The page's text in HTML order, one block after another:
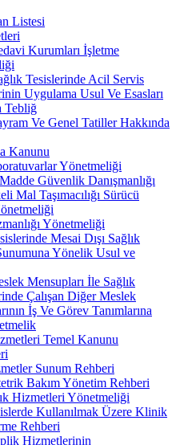
Listesi
Kurumları İşletme
Tesislerinde Acil Servis
Uygulama Usul Ve Esasları
Tebliğ
Ve Genel Tatiller Hakkında
Kanunu
Yönetmeliği
Güvenlik Danışmanlığı
Mal Taşımacılığı Sürücü
Yönetmeliği
Mesai Dışı Sağlık
Yönelik Usul ve
Mensupları İle Sağlık
Çalışan Diğer Meslek
İş Ve Görev Tanımlarına
Temel Kanunu
Sunum Rehberi
Bakım Yönetim Rehberi
Hizmetleri Yönetmeliği
Kullanılmak Üzere Klinik
Rehberi
Hizmetlerinin